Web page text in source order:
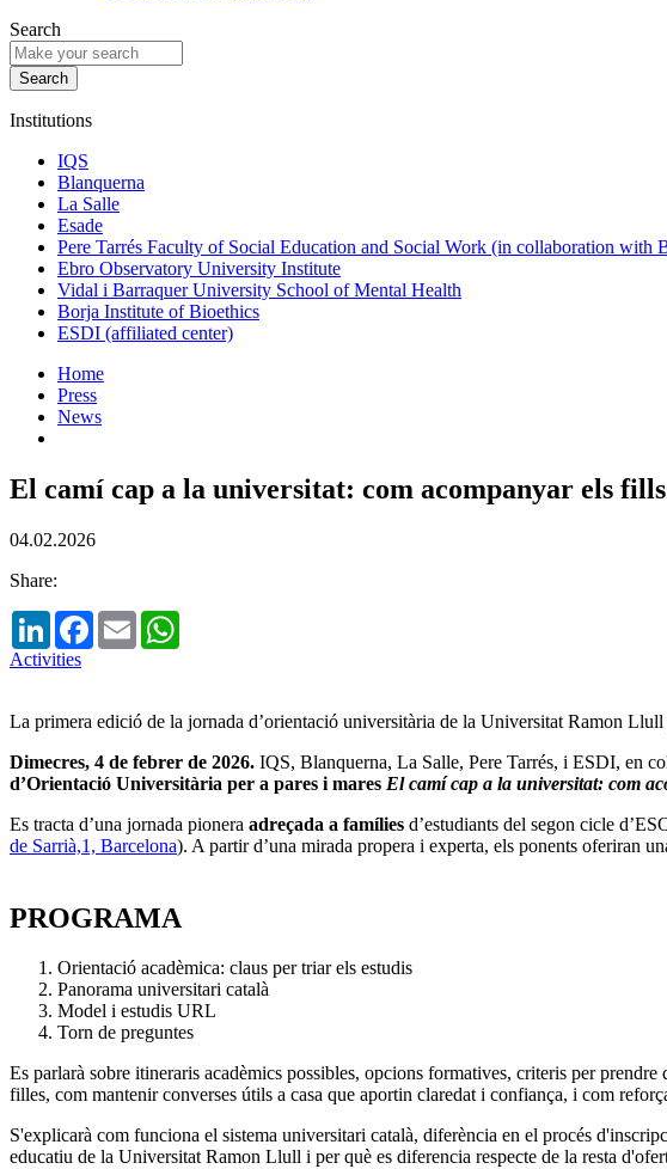
Search
Institutions
IQS
Blanquerna
La Salle
Esade
Pere Tarrés Faculty of Social Education and Social Work (in collaboration with
Ebro Observatory University Institute
Vidal i Barraquer University School of Mental Health
Borja Institute of Bioethics
ESDI (affiliated center)
Home
Press
News
El camí cap a la universitat: com acompanyar els
04.02.2026
Share:
LinkedInFacebook
Email
Activities
La primera edició de la jornada d’orientació universitària de la Universitat Ramon
Dimecres, 4 de febrer de 2026. IQS, Blanquerna, La Salle, Pere Tarrés, i ESDI, en
d’Orientació Universitària per a pares i mares El camí cap a la universitat: com
Es tracta d’una jornada pionera adreçada a famílies d’estudiants del segon cicle
de Sarrià,1, Barcelona). A partir d’una mirada propera i experta, els ponents oferiran
PROGRAMA
Orientació acadèmica: claus per triar els estudis
Panorama universitari català
Model i estudis URL
Torn de preguntes
Es parlarà sobre itineraris acadèmics possibles, opcions formatives, criteris per
filles, com mantenir converses útils a casa que aportin claredat i confiança, i com
S'explicarà com funciona el sistema universitari català, diferència en el procés
educatiu de la Universitat Ramon Llull i per què es diferencia respecte de la resta